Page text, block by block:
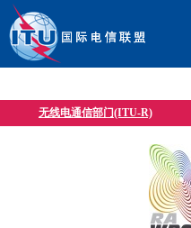
无线电通信部门(ITU-R)